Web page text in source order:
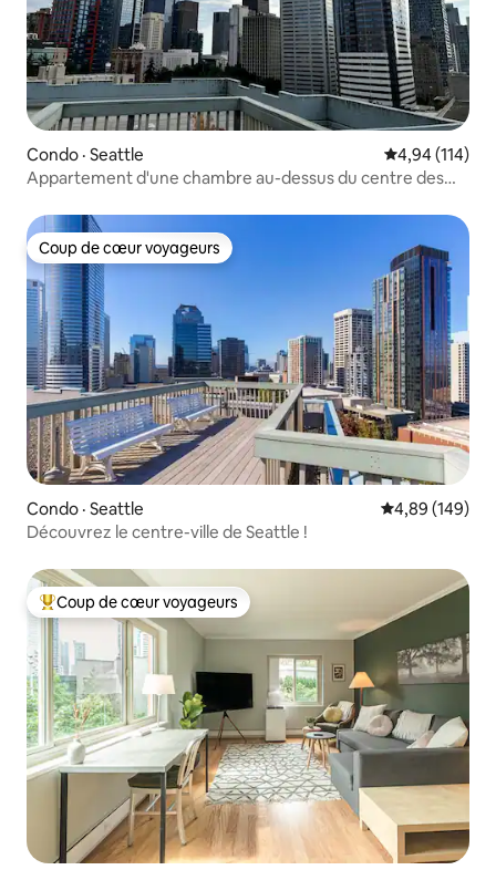
Condo · Seattle Note
4,94 (114)
Appartement d'une chambre au-dessus du centre des
Coup de cœur voyageurs
Coup de cœur voyageurs
Condo · Seattle Note
4,89 (149)
Découvrez le centre-ville de Seattle !
Coup de cœur voyageurs parmi les plus aimés
Coup de cœur voyageurs